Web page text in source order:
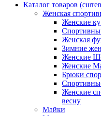
Каталог товаров
Женская
Женские
Женская
Зимние
Женские
Женские
Брюки
Женские
весну
Майки